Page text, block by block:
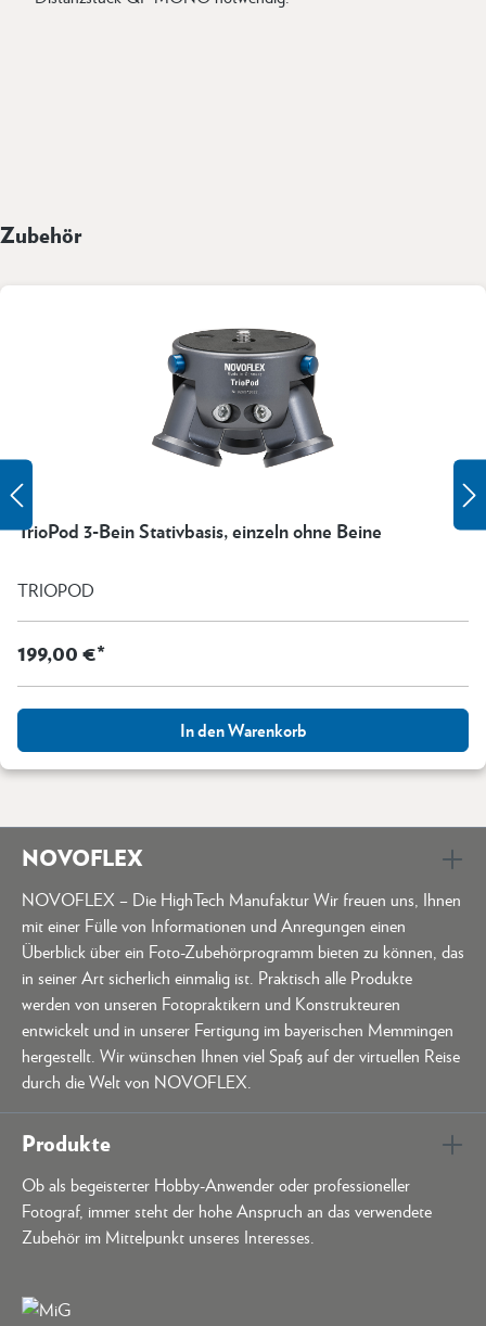
Zubehör
TrioPod 3-Bein Stativbasis, einzeln ohne Beine
TRIOPOD
199,00 €*
In den Warenkorb
NOVOFLEX
NOVOFLEX – Die HighTech Manufaktur Wir freuen uns, Ihnen
mit einer Fülle von Informationen und Anregungen einen
Überblick über ein Foto-Zubehörprogramm bieten zu können, das
in seiner Art sicherlich einmalig ist. Praktisch alle Produkte
werden von unseren Fotopraktikern und Konstrukteuren
entwickelt und in unserer Fertigung im bayerischen Memmingen
hergestellt. Wir wünschen Ihnen viel Spaß auf der virtuellen Reise
durch die Welt von NOVOFLEX.
Produkte
Ob als begeisterter Hobby-Anwender oder professioneller
Fotograf, immer steht der hohe Anspruch an das verwendete
Zubehör im Mittelpunkt unseres Interesses.